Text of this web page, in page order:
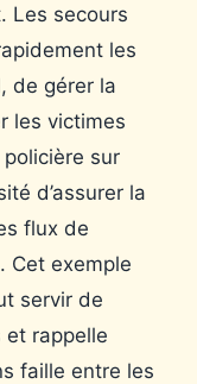
Les secours
les
de gérer la
les victimes
sur
d’assurer la
flux de
Cet exemple
servir de
et rappelle
faille entre les